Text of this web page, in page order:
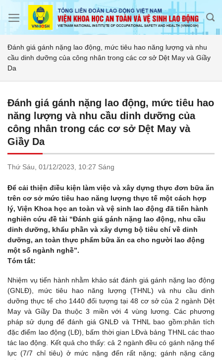
Đánh giá gánh nặng lao động, mức tiêu hao năng lượng và nhu
cầu dinh dưỡng của công nhân trong các cơ sở Dệt May và Giầy
Da
Đánh giá gánh nặng lao động, mức tiêu hao
năng lượng và nhu cầu dinh dưỡng của
công nhân trong các cơ sở Dệt May và
Giầy Da
Thứ Sáu, 01/12/2023, 10:27 Sáng
Để cải thiện điều kiện làm việc và xây dựng thực đơn bữa ăn
trên cơ sở mức tiêu hao năng lượng thực tế một cách hợp
lý, Viện Khoa học an toàn và vệ sinh lao động đã tiến hành
nghiên cứu đề tài “Đánh giá gánh nặng lao động, nhu cầu
dinh dưỡng, khẩu phần và xây dựng bộ tiêu chí về dinh
dưỡng, an toàn thực phẩm bữa ăn ca cho người lao động
một số ngành nghề”.
Tóm tắt:
Nhiệm vụ tiến hành nhằm khảo sát đánh giá gánh nặng lao động
(GNLĐ), mức tiêu hao năng lượng (THNL) và nhu cầu dinh
dưỡng thực tế cho 1440 đối tượng tại 48 cơ sở của 2 ngành Dệt
May và Giầy Da thuộc 3 miền với 4 vùng lương. Các phương
pháp sử dụng để đánh giá GNLĐ và THNL bao gồm:phân tích
đặc điểm lao động (LĐ), bấm thời gian LĐvà bảng THNL các thao
tác lao động. Kết quả cho thấy: cả 2 ngành đều có gánh nặng thể
lực (7/7 chỉ tiêu) ở mức nặng đến rất nặng; gánh nặng căng